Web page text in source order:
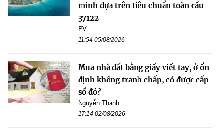
minh dựa trên tiêu chuẩn toàn cầu
37122
PV
11:54 05/08/2026
Mua nhà đất bằng giấy viết tay, ở ổn
định không tranh chấp, có được cấp
sổ đỏ?
Nguyễn Thanh
17:14 02/08/2026